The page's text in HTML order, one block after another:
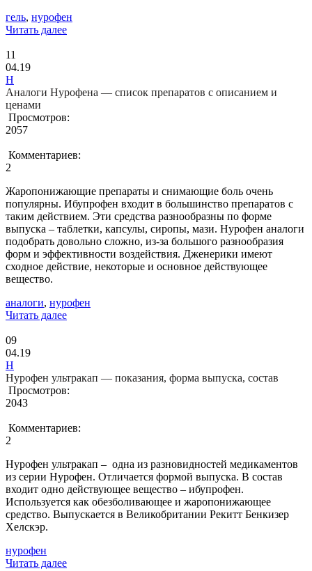
гель, нурофен
Читать далее
11
04.19
Н
Аналоги Нурофена — список препаратов с описанием и
ценами
Просмотров:
2057
Комментариев:
2
Жаропонижающие препараты и снимающие боль очень
популярны. Ибупрофен входит в большинство препаратов с
таким действием. Эти средства разнообразны по форме
выпуска – таблетки, капсулы, сиропы, мази. Нурофен аналоги
подобрать довольно сложно, из-за большого разнообразия
форм и эффективности воздействия. Дженерики имеют
сходное действие, некоторые и основное действующее
вещество.
аналоги, нурофен
Читать далее
09
04.19
Н
Нурофен ультракап — показания, форма выпуска, состав
Просмотров:
2043
Комментариев:
2
Нурофен ультракап – одна из разновидностей медикаментов
из серии Нурофен. Отличается формой выпуска. В состав
входит одно действующее вещество – ибупрофен.
Используется как обезболивающее и жаропонижающее
средство. Выпускается в Великобритании Рекитт Бенкизер
Хелскэр.
нурофен
Читать далее